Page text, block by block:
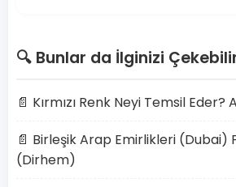
🔍 Bunlar da İlginizi
📄 Kırmızı Renk Neyi Temsil Eder?
📄 Birleşik Arap Emirlikleri (Dubai)
(Dirhem)